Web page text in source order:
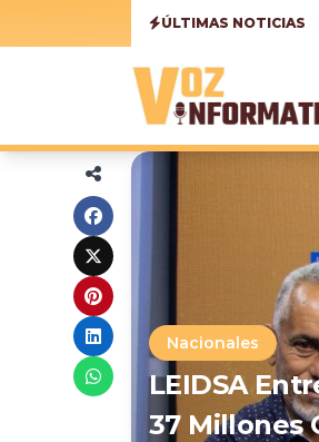
ÚLTIMAS NOTICIAS
Nacionales
LEIDSA
37 Millones